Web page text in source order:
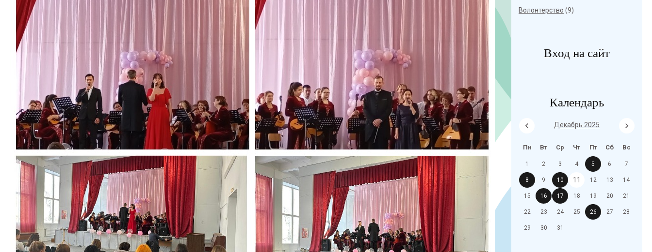
Волонтерство (9)
Вход на сайт
Календарь
Декабрь 2025
Пн Вт Ср Чт Пт Сб Вс
1 2 3 4 5 6 7
8 9 10 11 12 13 14
15 16 17 18 19 20 21
22 23 24 25 26 27 28
29 30 31